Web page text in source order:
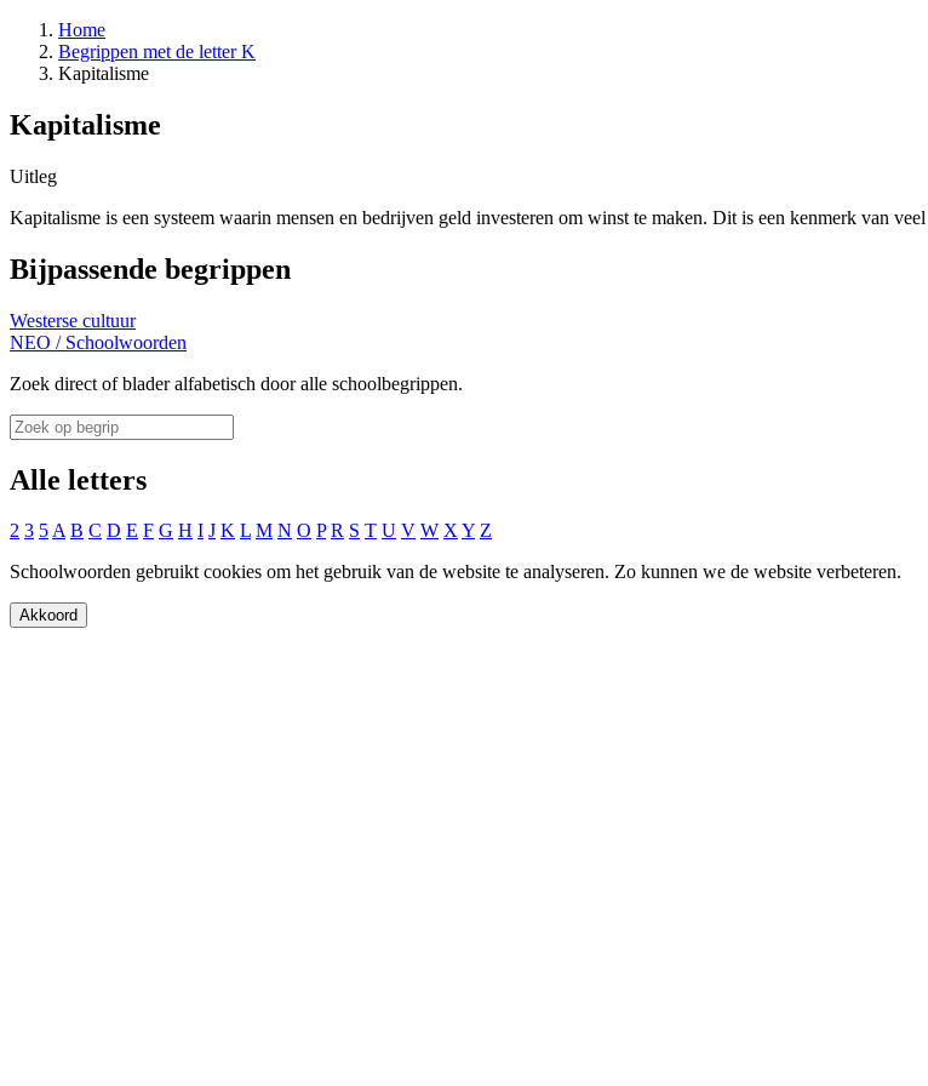
Home
Begrippen met de letter K
Kapitalisme
Kapitalisme
Uitleg
Kapitalisme is een systeem waarin mensen en bedrijven geld investeren om winst te maken. Dit is een kenmerk van
Bijpassende begrippen
Westerse cultuur
NEO / Schoolwoorden
Zoek direct of blader alfabetisch door alle schoolbegrippen.
Alle letters
2 3 5A B C D E F G H I J K L M N O P R S T U V W XY Z
Schoolwoorden gebruikt cookies om het gebruik van de website te analyseren. Zo kunnen we de website verbeteren.
Akkoord